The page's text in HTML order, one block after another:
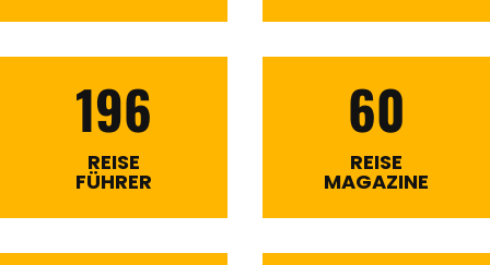
196
REISE
FÜHRER
60
REISE
MAGAZINE